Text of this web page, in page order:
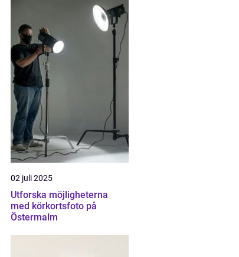
02 juli 2025
Utforska möjligheterna
med körkortsfoto på
Östermalm